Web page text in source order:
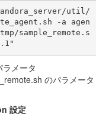
util/
-a agen
sample_remote.s
メータ
のパラメータ
設定